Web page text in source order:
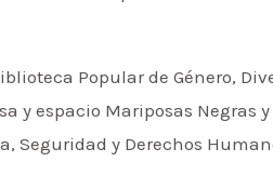
Popular de Género,
y espacio Mariposas Negras
Seguridad y Derechos